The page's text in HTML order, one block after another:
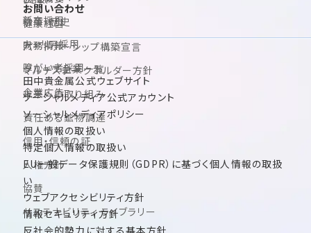
健康経営
パートナーシップ構築宣言
マルチステークホルダー方針
未来への取り組み
責任ある鉱物調達
信用・信頼の証
人権方針
協賛
サステナビリティ ライブラリー
沿革・歴史
財務情報
グループ企業一覧
企業広告
新卒採用
キャリア採用
障がい者採用
お問い合わせ
田中貴金属公式ウェブサイト
ソーシャルメディア公式アカウント
ソーシャルメディアポリシー
個人情報の取扱い
特定個人情報の取扱い
EU一般データ保護規則（GDPR）に基づく個人情報の取扱
い
ウェブアクセシビリティ方針
情報セキュリティ方針